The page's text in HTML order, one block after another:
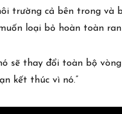
trường cả bên trong và
loại bỏ hoàn toàn
sẽ thay đổi toàn bộ
kết thúc vì nó.”